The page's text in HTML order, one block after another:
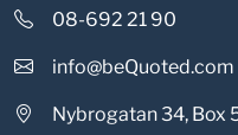
08-692 21 90
info@beQuoted.com
Nybrogatan 34, Box